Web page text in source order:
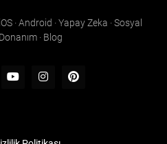
· Android · Yapay Zeka · Sosyal
· Blog